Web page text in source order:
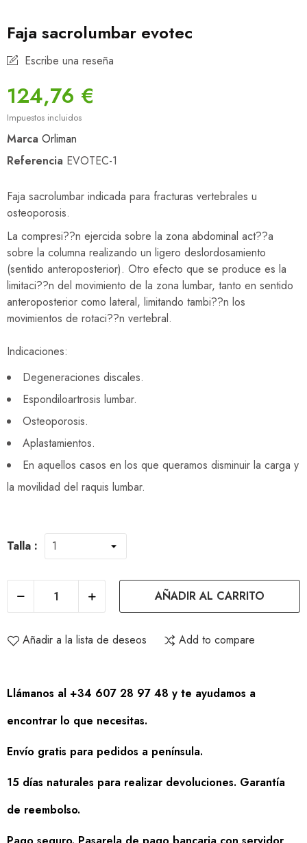
Faja sacrolumbar evotec
Escribe una reseña
124,76 €
Impuestos incluidos
Marca Orliman
Referencia EVOTEC-1
Faja sacrolumbar indicada para fracturas vertebrales u
osteoporosis.
La compresi??n ejercida sobre la zona abdominal act??a
sobre la columna realizando un ligero deslordosamiento
(sentido anteroposterior). Otro efecto que se produce es la
limitaci??n del movimiento de la zona lumbar, tanto en sentido
anteroposterior como lateral, limitando tambi??n los
movimientos de rotaci??n vertebral.
Indicaciones:
Degeneraciones discales.
Espondiloartrosis lumbar.
Osteoporosis.
Aplastamientos.
En aquellos casos en los que queramos disminuir la carga y
la movilidad del raquis lumbar.
Talla :
AÑADIR AL CARRITO
Añadir a la lista de deseos Add to compare
Llámanos al +34 607 28 97 48 y te ayudamos a
encontrar lo que necesitas.
Envío gratis para pedidos a península.
15 días naturales para realizar devoluciones. Garantía
de reembolso.